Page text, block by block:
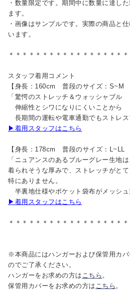
・数量限定です。期間中に数量に達し
ます。
・画像はサンプルです。実際の商品と
います。
＊＊＊＊＊＊＊＊＊＊＊＊＊＊＊＊＊
スタッフ着用コメント
【身長：160cm 普段のサイズ：S~M
「驚愕のストレッチ＆ウォッシャブル
伸縮性とシワになりにくいことから
長期間の運転や電車通勤でもストレス
▶着用スタッフはこちら
【身長：178cm 普段のサイズ：L~LL
「ニュアンスのあるブルーグレー生地
着られそうな厚みで、ストレッチがと
特にありません。
半裏地仕様やポケット袋布がメッシュ
▶着用スタッフはこちら
＊＊＊＊＊＊＊＊＊＊＊＊＊＊＊＊＊
※本商品にはハンガーおよび保管用カ
のでご了承ください。
ハンガーをお求めの方は こちら 。
保管用カバーをお求めの方は こちら 。